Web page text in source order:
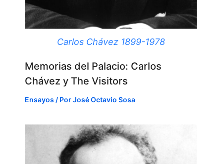
Carlos Chávez 1899-1978
Memorias del Palacio: Carlos
Chávez y The Visitors
Ensayos / PorJosé Octavio Sosa